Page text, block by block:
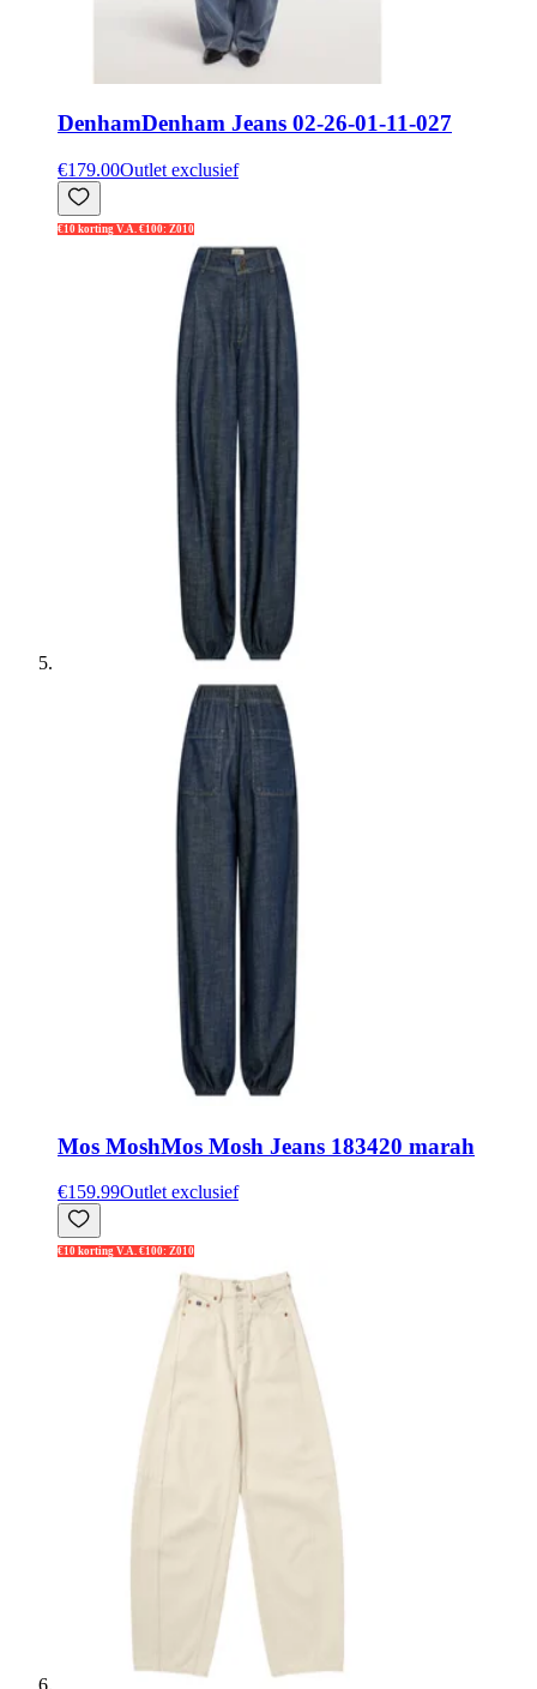
DenhamDenham Jeans 02-26-01-11-027
€179.00Outlet exclusief
€10 korting V.A. €100: Z010
Mos MoshMos Mosh Jeans 183420 marah
€159.99Outlet exclusief
€10 korting V.A. €100: Z010